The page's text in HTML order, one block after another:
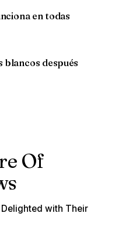
en todas
blancos después
Of
with Their